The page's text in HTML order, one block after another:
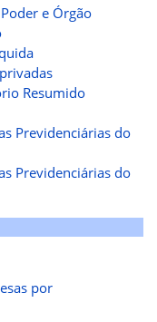
e Órgão
Resumido
Previdenciárias do
Previdenciárias do
por